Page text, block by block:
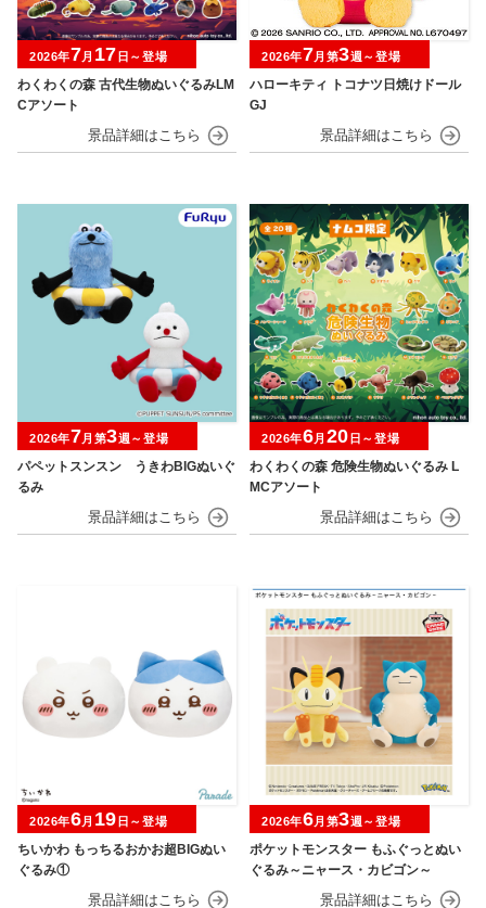
わくわくの森 古代生物ぬいぐるみLM
Cアソート
2026年7月 17 日～登場
ハローキティ トコナツ日焼けドール
GJ
2026年7月第3週～登場
パペットスンスン うきわBIGぬいぐ
るみ
2026年7月第3週～登場
わくわくの森 危険生物ぬいぐるみ L
MCアソート
2026年6月 20 日～登場
ちいかわ もっちるおかお超BIGぬい
ぐるみ①
2026年6月 19 日～登場
ポケットモンスター もふぐっとぬい
ぐるみ～ニャース・カビゴン～
2026年6月第3週～登場